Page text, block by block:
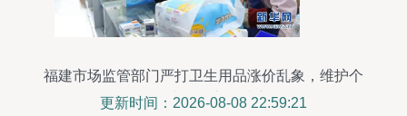
福建市场监管部门严打卫生用品涨价乱象，维护个
人卫生用品市场秩序
更新时间：2026-08-08 22:59:21